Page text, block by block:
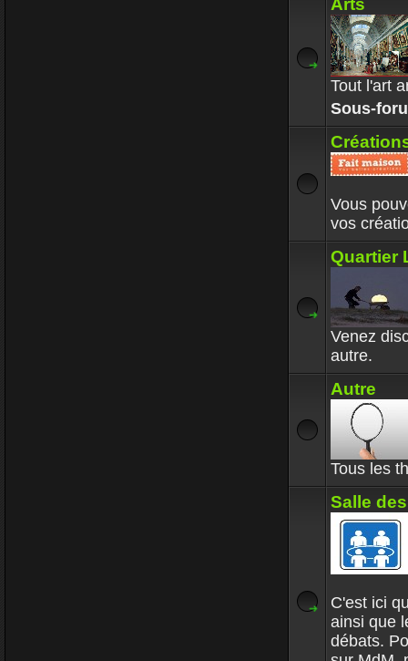
Tout l'art
Sous-
Vous
vos
Quartier
Venez
autre.
Autre
Tous les
Salle
C'est ici
ainsi que
débats.